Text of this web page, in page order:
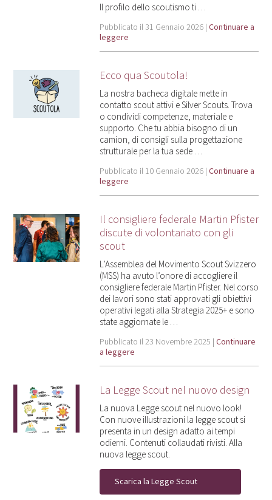
Il profilo dello scoutismo ti …
Pubblicato il 31 Gennaio 2026 | Continuare a
leggere
Ecco qua Scoutola!
La nostra bacheca digitale mette in
contatto scout attivi e Silver Scouts. Trova
o condividi competenze, materiale e
supporto. Che tu abbia bisogno di un
camion, di consigli sulla progettazione
strutturale per la tua sede …
Pubblicato il 10 Gennaio 2026 | Continuare a
leggere
Il consigliere federale Martin Pfister
discute di volontariato con gli
scout
L’Assemblea del Movimento Scout Svizzero
(MSS) ha avuto l’onore di accogliere il
consigliere federale Martin Pfister. Nel corso
dei lavori sono stati approvati gli obiettivi
operativi legati alla Strategia 2025+ e sono
state aggiornate le …
Pubblicato il 23 Novembre 2025 | Continuare
a leggere
La Legge Scout nel nuovo design
La nuova Legge scout nel nuovo look!
Con nuove illustrazioni la legge scout si
presenta in un design adatto ai tempi
odierni. Contenuti collaudati rivisti. Alla
nuova legge scout.
Scarica la Legge Scout